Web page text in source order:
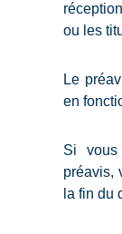
ou les
Le
en
Si
préavis,
la fin du